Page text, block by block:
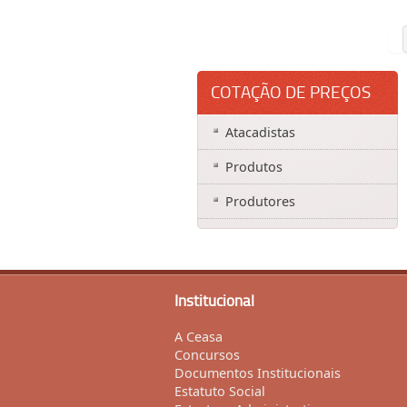
COTAÇÃO DE PREÇOS
Atacadistas
Produtos
Produtores
Institucional
A Ceasa
Concursos
Documentos Institucionais
Estatuto Social